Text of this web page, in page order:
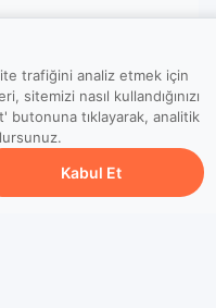
trafiğini analiz etmek için
sitemizi nasıl kullandığınızı
butonuna tıklayarak, analitik
Kabul Et